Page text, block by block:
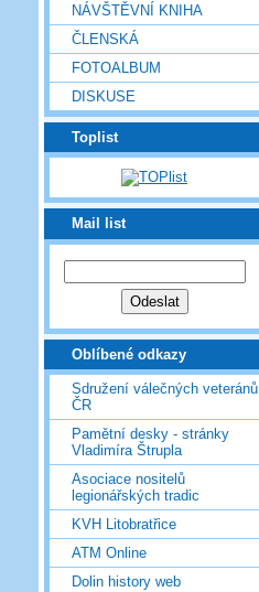
NÁVŠTĚVNÍ KNIHA
ČLENSKÁ
FOTOALBUM
DISKUSE
Toplist
Mail list
Oblíbené odkazy
Sdružení válečných veteránů
ČR
Pamětní desky - stránky
Vladimíra Štrupla
Asociace nositelů
legionářských tradic
KVH Litobratřice
ATM Online
Dolin history web